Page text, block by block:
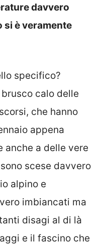
davvero
si è veramente
specifico?
calo delle
che hanno
appena
anche a delle vere
scese davvero
alpino e
imbiancati ma
disagi al di là
e il fascino che